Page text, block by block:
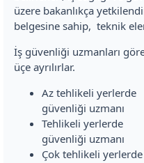
üzere bakanlıkça
belgesine sahip, teknik
İş güvenliği uzmanları
üçe ayrılırlar.
Az tehlikeli
güvenliği uzmanı
Tehlikeli
güvenliği uzmanı
Çok tehlikeli